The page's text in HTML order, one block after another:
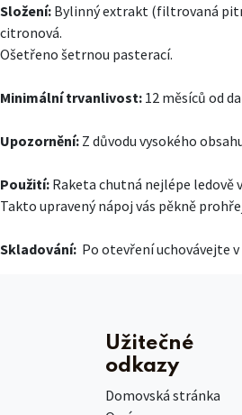
Složení: Bylinný extrakt (filtrovaná
citronová.
Ošetřeno šetrnou pasterací.
Minimální trvanlivost: 12 měsíců od
Upozornění: Z důvodu vysokého
Použití: Raketa chutná nejlépe ledově
Takto upravený nápoj vás pěkně
Skladování: Po otevření uchovávejte
Užitečné
odkazy
Domovská stránka